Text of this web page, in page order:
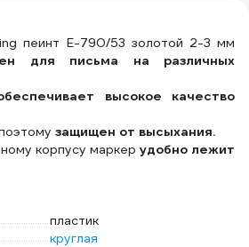
пеинт E-790/53 золотой 2-3 мм
для письма на различных
высокое качество
защищен от высыхания.
корпусу маркер удобно лежит
пластик
круглая